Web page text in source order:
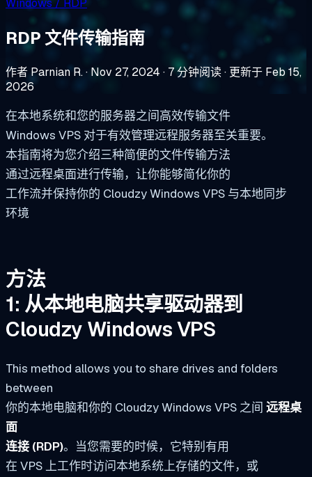
Windows / RDP
RDP 文件传输指南
作者 Parnian R.· Nov 27, 2024 · 7 分钟阅读· 更新于 Feb 15,
2026
在本地系统和您的服务器之间高效传输文件
Windows VPS 对于有效管理远程服务器至关重要。
本指南将为您介绍三种简便的文件传输方法
通过远程桌面进行传输，让你能够简化你的
工作流并保持你的 Cloudzy Windows VPS 与本地同步
环境
方法
1: 从本地电脑共享驱动器到
Cloudzy Windows VPS
This method allows you to share drives and folders
between
你的本地电脑和你的 Cloudzy Windows VPS 之间 远程桌
面
连接 (RDP)。当您需要的时候，它特别有用
在 VPS 上工作时访问本地系统上存储的文件，或